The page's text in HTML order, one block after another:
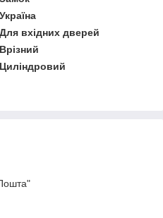
Україна
Для вхідних дверей
Врізний
Циліндровий